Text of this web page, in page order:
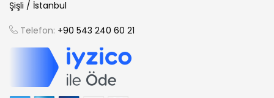
Şişli / İstanbul
Telefon: +90 543 240 60 21